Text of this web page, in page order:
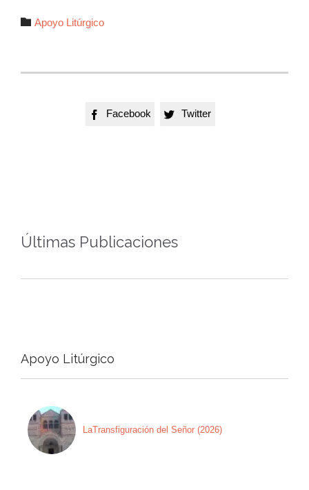
 Autor
Apoyo Litúrgico
 Facebook  Twitter
Últimas Publicaciones
Apoyo Litúrgico
LaTransfiguración del Señor (2026)